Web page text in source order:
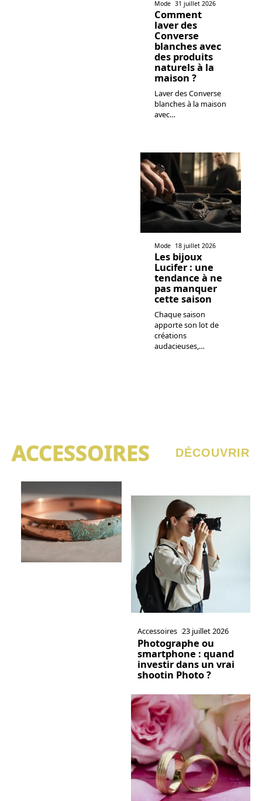
Mode 31 juillet 2026
Comment
laver des
Converse
blanches avec
des produits
naturels à la
maison ?
Laver des Converse
blanches à la maison
avec…
Mode 18 juillet 2026
Les bijoux
Lucifer : une
tendance à ne
pas manquer
cette saison
Chaque saison
apporte son lot de
créations
audacieuses,…
ACCESSOIRES DÉCOUVRIR
Accessoires 23 juillet 2026
Photographe ou
smartphone : quand
investir dans un vrai
shootin Photo ?